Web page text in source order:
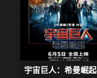
宇宙巨人：希曼崛起